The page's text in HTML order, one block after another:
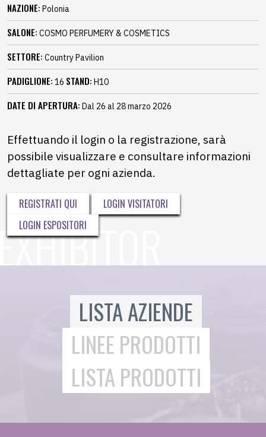
NAZIONE: Polonia
SALONE: COSMO PERFUMERY & COSMETICS
SETTORE: Country Pavilion
PADIGLIONE: 16 STAND: H10
DATE DI APERTURA: Dal 26 al 28 marzo 2026
Effettuando il login o la registrazione, sarà
possibile visualizzare e consultare informazioni
dettagliate per ogni azienda.
REGISTRATI QUI
LOGIN VISITATORI
LOGIN ESPOSITORI
LISTA AZIENDE
LINEE PRODOTTI
LISTA PRODOTTI